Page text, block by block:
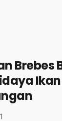
Brebes